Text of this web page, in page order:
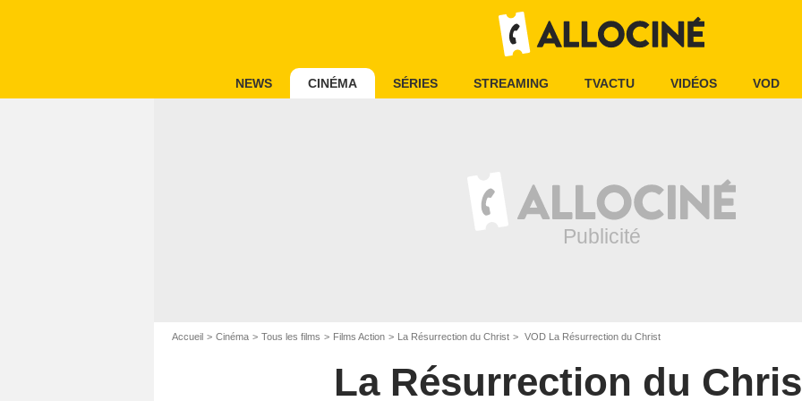
NEWS CINÉMA SÉRIES STREAMING TVACTU VIDÉOS VOD
Accueil Cinéma Tous les films Films Action La Résurrection du Christ VOD La Résurrection du Christ
La Résurrection du